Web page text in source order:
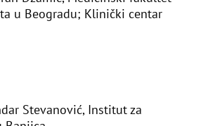
u Beogradu; Klinički centar
Stevanović, Institut za